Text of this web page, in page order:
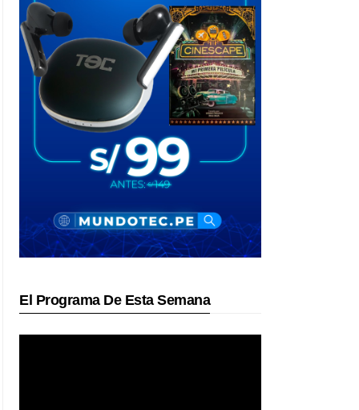
El Programa De Esta Semana